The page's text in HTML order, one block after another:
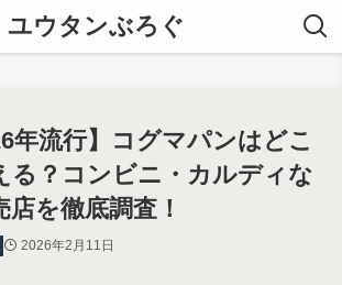
ユウタンぶろぐ
年流行】コグマパンはどこ
る？コンビニ・カルディな
店を徹底調査！
2026年2月11日